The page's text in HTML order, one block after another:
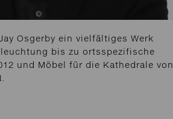
Osgerby ein vielfältiges Werk
bis zu ortsspezifische
und Möbel für die Kathedrale von